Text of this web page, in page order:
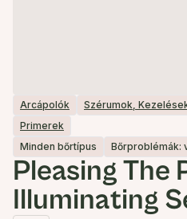
Arcápolók Szérumok,
Primerek
Minden bőrtípus
Bőrproblémák:
Pleasing The
Illuminating